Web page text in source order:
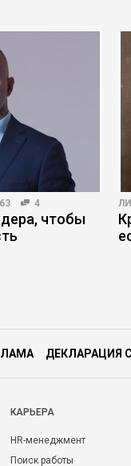
4
чтобы
ДЕКЛАРАЦИЯ
КАРЬЕРА
HR-менеджмент
Поиск работы